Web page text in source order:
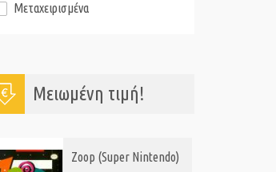
Μεταχειρισμένα
Μειωμένη τιμή!
Zoop (Super Nintendo)